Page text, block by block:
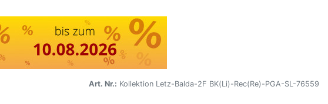
Art. Nr.: Kollektion Letz-Balda-2F BK(Li)-Rec(Re)-PGA-SL-76559